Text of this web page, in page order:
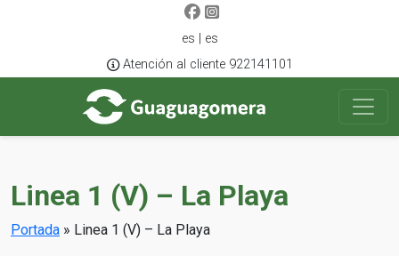
es | es
Atención al cliente 922141101
Linea 1 (V) – La Playa
Portada » Linea 1 (V) – La Playa